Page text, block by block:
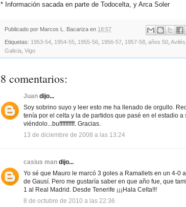
* Información sacada en parte de Todocelta, y Arca Soler
Publicado por Marcos L. Bacariza en 18:57
Etiquetas: 1953-54 1954-55 1955-56 1956-57 1957-58 años 50 Avilés
Galicia Vigo
8 comentarios:
Juan dijo...
Soy sobrino suyo y leer esto me ha llenado de orgullo.
tenía por el celta y la de partidos que pasé en el estadio a
viéndolo...buffffffffff. Gracias.
13 de diciembre de 2008 a las 13:24
casius man dijo...
Yo sé que Mauro le marcó 3 goles a Ramallets en un 4-0
de Gausí. Pero me gustaría saber en que año fue, que
1 al Real Madrid. Desde Tenerife ¡¡¡Hala Celta!!!
8 de octubre de 2010 a las 22:36